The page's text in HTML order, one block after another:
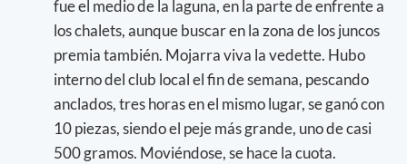
fue el medio de la laguna, en la parte de enfrente a
los chalets, aunque buscar en la zona de los juncos
premia también. Mojarra viva la vedette. Hubo
interno del club local el fin de semana, pescando
anclados, tres horas en el mismo lugar, se ganó con
10 piezas, siendo el peje más grande, uno de casi
500 gramos. Moviéndose, se hace la cuota.